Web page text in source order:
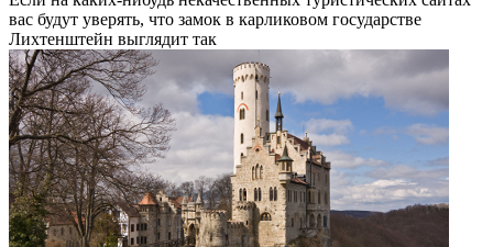
вас будут уверять, что замок в карликовом государстве
Лихтенштейн выглядит так